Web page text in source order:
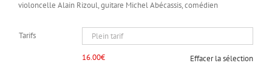
violoncelle Alain Rizoul, guitare Michel Abécassis, comédien
Tarifs
16.00€ Effacer la sélection